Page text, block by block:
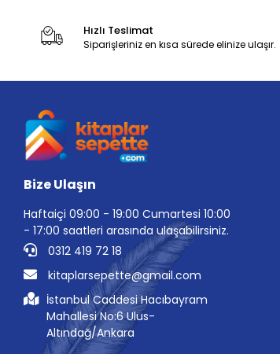
Hızlı Teslimat
Siparişleriniz en kısa sürede elinize ulaşır.
Bize Ulaşın
Haftaiçi 09:00 - 19:00 Cumartesi 10:00
- 17:00 saatleri arasında ulaşabilirsiniz.
0312 419 72 18
kitaplarsepette@gmail.com
İstanbul Caddesi Hacıbayram
Mahallesi No:6 Ulus-
Altındağ/Ankara